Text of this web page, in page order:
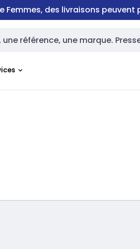
Femmes, des livraisons